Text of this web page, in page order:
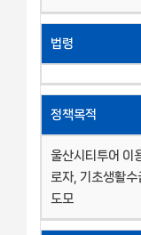
법령
정책목적
울산시티투어 이
로자, 기초생활
도모